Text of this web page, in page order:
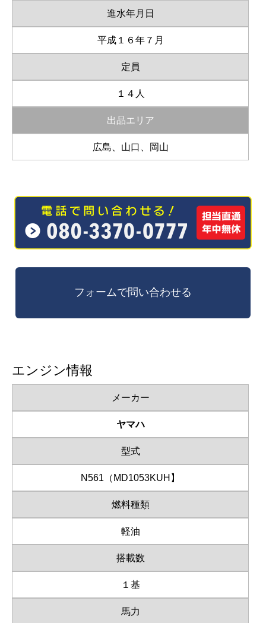
進水年月日
平成１６年７月
定員
１４人
出品エリア
広島、山口、岡山
エンジン情報
メーカー
ヤマハ
型式
N561（MD1053KUH】
燃料種類
軽油
搭載数
１基
馬力